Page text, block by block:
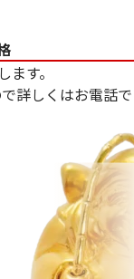
す。
詳しくはお電話で